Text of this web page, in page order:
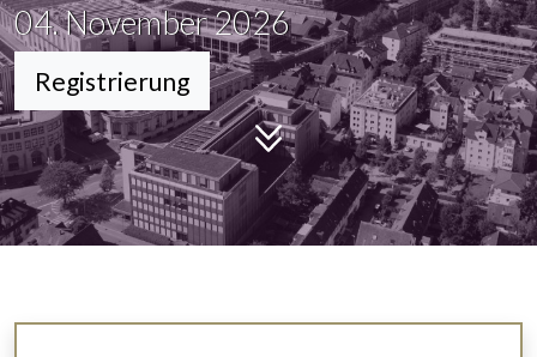
04. November 2026
Registrierung